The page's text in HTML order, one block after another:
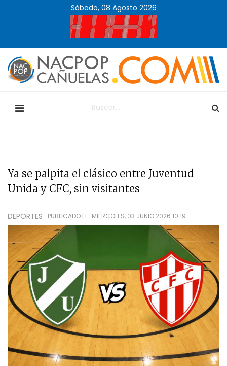
Sábado, 08 Agosto 2026
Ya se palpita el clásico entre Juventud
Unida y CFC, sin visitantes
DEPORTES PUBLICADO EL MIÉRCOLES, 03 JUNIO 2026 10:19